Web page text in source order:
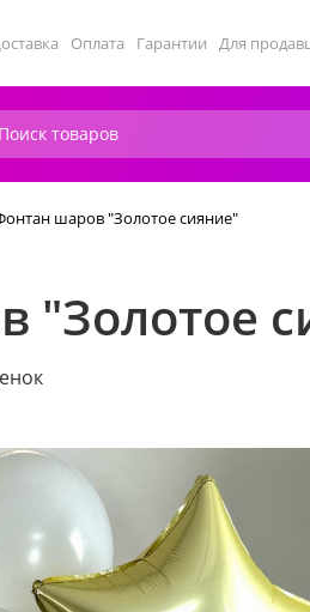
Оплата Гарантии Для
шаров "Золотое сияние"
"Золотое